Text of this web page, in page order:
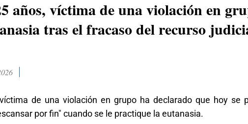
años, víctima de una violación en
tras el fracaso del recurso
de una violación en grupo ha declarado que hoy se
por fin" cuando se le practique la eutanasia.